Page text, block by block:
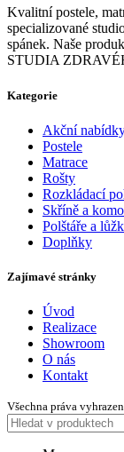
Kvalitní postele,
specializované
spánek. Naše
STUDIA
Kategorie
Akční
Postele
Matrace
Rošty
Rozkládací
Skříně a
Polštáře a
Doplňky
Zajímavé stránky
Úvod
Realizace
Showroom
O nás
Kontakt
Všechna práva